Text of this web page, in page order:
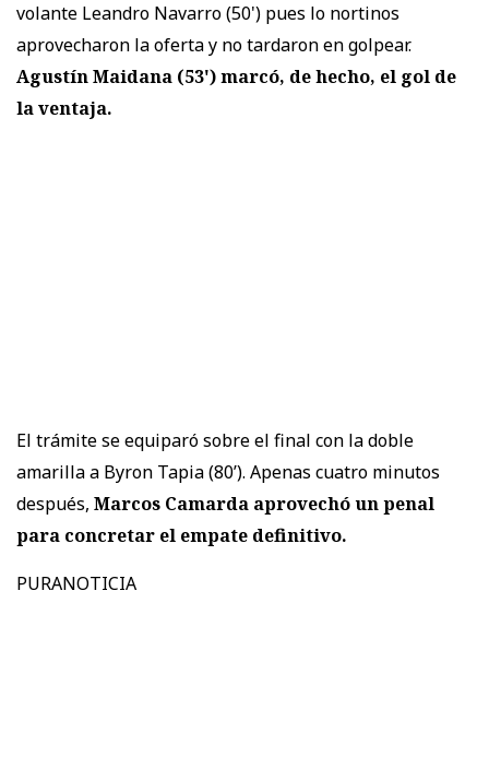
volante Leandro Navarro (50') pues lo nortinos
aprovecharon la oferta y no tardaron en golpear.
Agustín Maidana (53') marcó, de hecho, el gol de
la ventaja.
El trámite se equiparó sobre el final con la doble
amarilla a Byron Tapia (80’). Apenas cuatro minutos
después, Marcos Camarda aprovechó un penal
para concretar el empate definitivo.
PURANOTICIA